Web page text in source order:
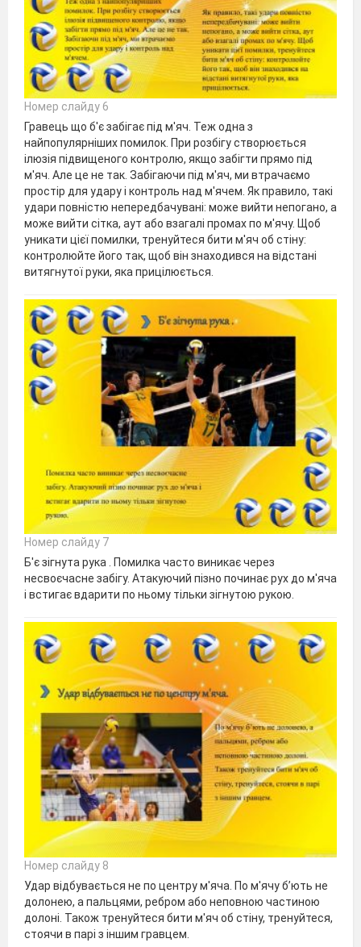
Номер слайду 6
Гравець що б'є забігає під м'яч. Теж одна з
найпопулярніших помилок. При розбігу створюється
ілюзія підвищеного контролю, якщо забігти прямо під
м'яч. Але це не так. Забігаючи під м'яч, ми втрачаємо
простір для удару і контроль над м'ячем. Як правило, такі
удари повністю непередбачувані: може вийти непогано, а
може вийти сітка, аут або взагалі промах по м'ячу. Щоб
уникати цієї помилки, тренуйтеся бити м'яч об стіну:
контролюйте його так, щоб він знаходився на відстані
витягнутої руки, яка прицілюється.
Номер слайду 7
Б'є зігнута рука . Помилка часто виникає через
несвоєчасне забігу. Атакуючий пізно починає рух до м'яча
і встигає вдарити по ньому тільки зігнутою рукою.
Номер слайду 8
Удар відбувається не по центру м'яча. По м'ячу б’ють не
долонею, а пальцями, ребром або неповною частиною
долоні. Також тренуйтеся бити м'яч об стіну, тренуйтеся,
стоячи в парі з іншим гравцем.